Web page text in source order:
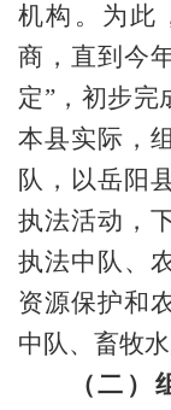
机构。为此
商，直到今
定”，初步完
本县实际，
队，以岳阳
执法活动，
执法中队、
资源保护和
中队、畜牧
（二）